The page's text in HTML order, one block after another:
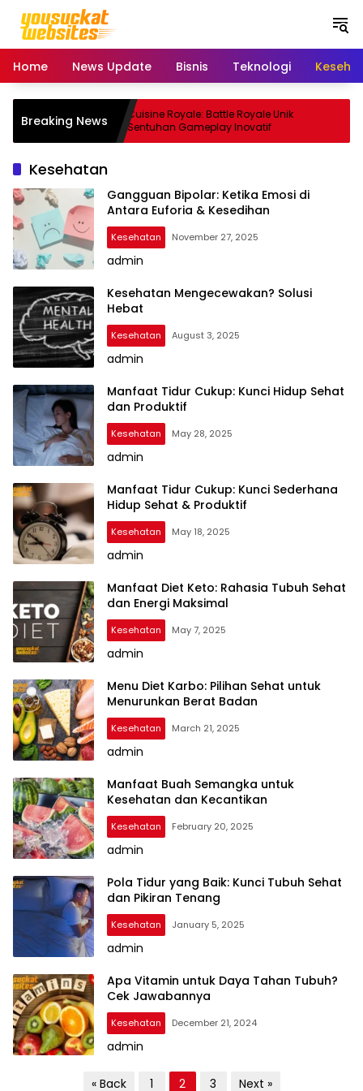
Home News Update Bisnis Teknologi
Breaking News
Kamera
Cuisine Royale: Battle Royale Unik
Sentuhan Gameplay Inovatif
Kesehatan
Gangguan Bipolar: Ketika Emosi di
Antara Euforia & Kesedihan
Kesehatan November 27, 2025
admin
Kesehatan Mengecewakan? Solusi
Hebat
Kesehatan August 3, 2025
admin
Manfaat Tidur Cukup: Kunci Hidup Sehat
dan Produktif
Kesehatan May 28, 2025
admin
Manfaat Tidur Cukup: Kunci Sederhana
Hidup Sehat & Produktif
Kesehatan May 18, 2025
admin
Manfaat Diet Keto: Rahasia Tubuh Sehat
dan Energi Maksimal
Kesehatan May 7, 2025
admin
Menu Diet Karbo: Pilihan Sehat untuk
Menurunkan Berat Badan
Kesehatan March 21, 2025
admin
Manfaat Buah Semangka untuk
Kesehatan dan Kecantikan
Kesehatan February 20, 2025
admin
Pola Tidur yang Baik: Kunci Tubuh Sehat
dan Pikiran Tenang
Kesehatan January 5, 2025
admin
Apa Vitamin untuk Daya Tahan Tubuh?
Cek Jawabannya
Kesehatan December 21, 2024
admin
« Back 1 2 3 Next »